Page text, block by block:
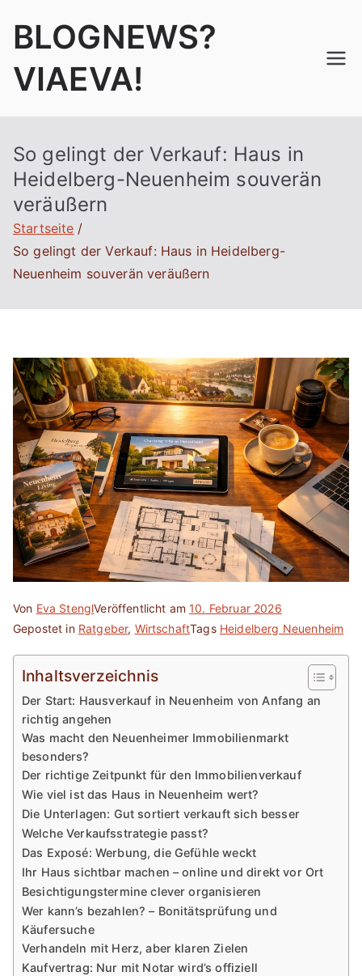
InhaltBLOGNEWS?
VIAEVA!
So gelingt der Verkauf: Haus in
Heidelberg-Neuenheim souverän
veräußern
Startseite
So gelingt der Verkauf: Haus in Heidelberg-
Neuenheim souverän veräußern
Von Eva StenglVeröffentlicht am10. Februar 2026
Gepostet in Ratgeber, WirtschaftTags Heidelberg Neuenheim
Inhaltsverzeichnis
Der Start: Hausverkauf in Neuenheim von Anfang an
richtig angehen
Was macht den Neuenheimer Immobilienmarkt
besonders?
Der richtige Zeitpunkt für den Immobilienverkauf
Wie viel ist das Haus in Neuenheim wert?
Die Unterlagen: Gut sortiert verkauft sich besser
Welche Verkaufsstrategie passt?
Das Exposé: Werbung, die Gefühle weckt
Ihr Haus sichtbar machen – online und direkt vor Ort
Besichtigungstermine clever organisieren
Wer kann’s bezahlen? – Bonitätsprüfung und
Käufersuche
Verhandeln mit Herz, aber klaren Zielen
Kaufvertrag: Nur mit Notar wird’s offiziell